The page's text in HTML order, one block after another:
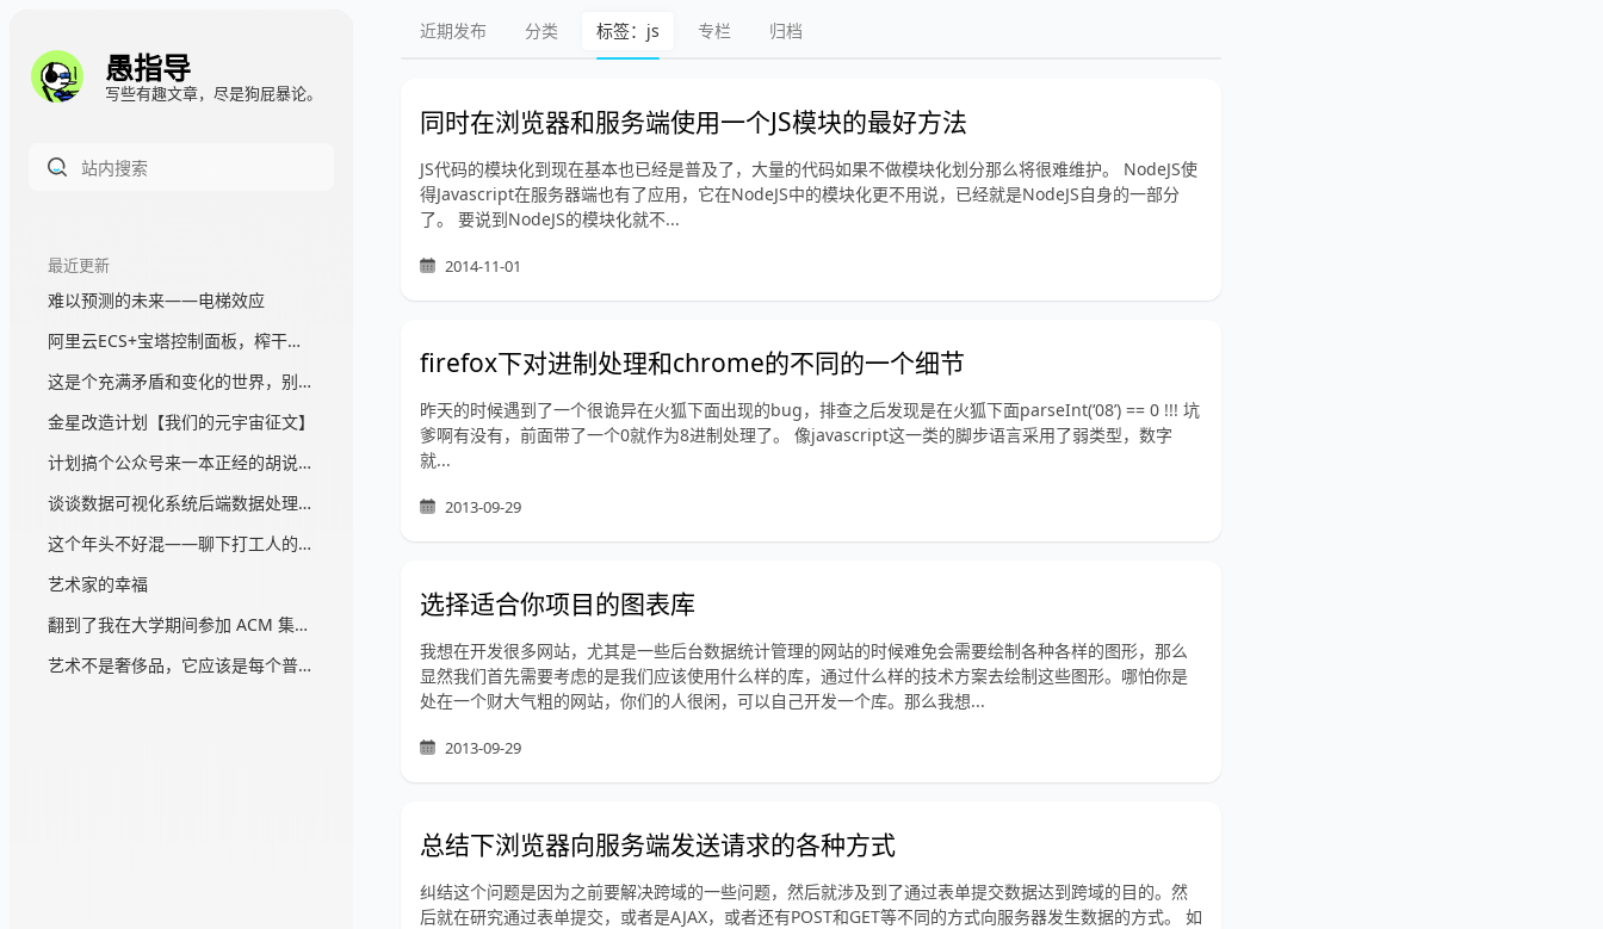
愚指导
写些有趣文章，尽是狗屁暴论。
最近更新
难以预测的未来——电梯效应
阿里云ECS+宝塔控制面板，榨干一台服务器，真香
这是个充满矛盾和变化的世界，别苛求完美
金星改造计划【我们的元宇宙征文】
计划搞个公众号来一本正经的胡说一通
谈谈数据可视化系统后端数据处理架构那块的事情
这个年头不好混——聊下打工人的阶级意识
艺术家的幸福
翻到了我在大学期间参加 ACM 集训的心得体会...
艺术不是奢侈品，它应该是每个普通人的消费品
近期发布 分类 标签：js 专栏 归档
同时在浏览器和服务端使用一个JS模块的最好方法
JS代码的模块化到现在基本也已经是普及了，大量的代码如果不做模块化划分那么将很难维护。 NodeJS使
得Javascript在服务器端也有了应用，它在NodeJS中的模块化更不用说，已经就是NodeJS自身的一部分
了。 要说到NodeJS的模块化就不...
2014-11-01
firefox下对进制处理和chrome的不同的一个细节
昨天的时候遇到了一个很诡异在火狐下面出现的bug，排查之后发现是在火狐下面parseInt(‘08’) == 0 !!! 坑
爹啊有没有，前面带了一个0就作为8进制处理了。 像javascript这一类的脚步语言采用了弱类型，数字
就...
2013-09-29
选择适合你项目的图表库
我想在开发很多网站，尤其是一些后台数据统计管理的网站的时候难免会需要绘制各种各样的图形，那么
显然我们首先需要考虑的是我们应该使用什么样的库，通过什么样的技术方案去绘制这些图形。哪怕你是
处在一个财大气粗的网站，你们的人很闲，可以自己开发一个库。那么我想...
2013-09-29
总结下浏览器向服务端发送请求的各种方式
纠结这个问题是因为之前要解决跨域的一些问题，然后就涉及到了通过表单提交数据达到跨域的目的。然
后就在研究通过表单提交，或者是AJAX，或者还有POST和GET等不同的方式向服务器发生数据的方式。 如